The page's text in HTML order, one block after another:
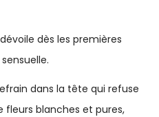
dès les premières
dans la tête qui refuse
fleurs blanches et pures,